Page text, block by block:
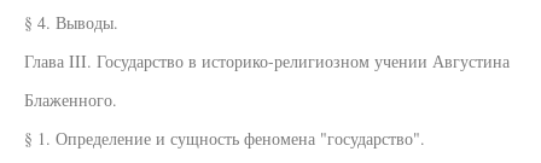
§ 4. Выводы.
Глава III. Государство в историко-религиозном учении Августина
Блаженного.
§ 1. Определение и сущность феномена "государство".